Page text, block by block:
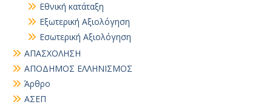
Εθνική κατάταξη
Εξωτερική Αξιολόγηση
Εσωτερική Αξιολόγηση
ΑΠΑΣΧΟΛΗΣΗ
ΑΠΟΔΗΜΟΣ ΕΛΛΗΝΙΣΜΟΣ
Άρθρο
ΑΣΕΠ